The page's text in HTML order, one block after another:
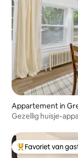
Appartement in
Gezellig huisje-
Topfavoriet van
Favoriet van